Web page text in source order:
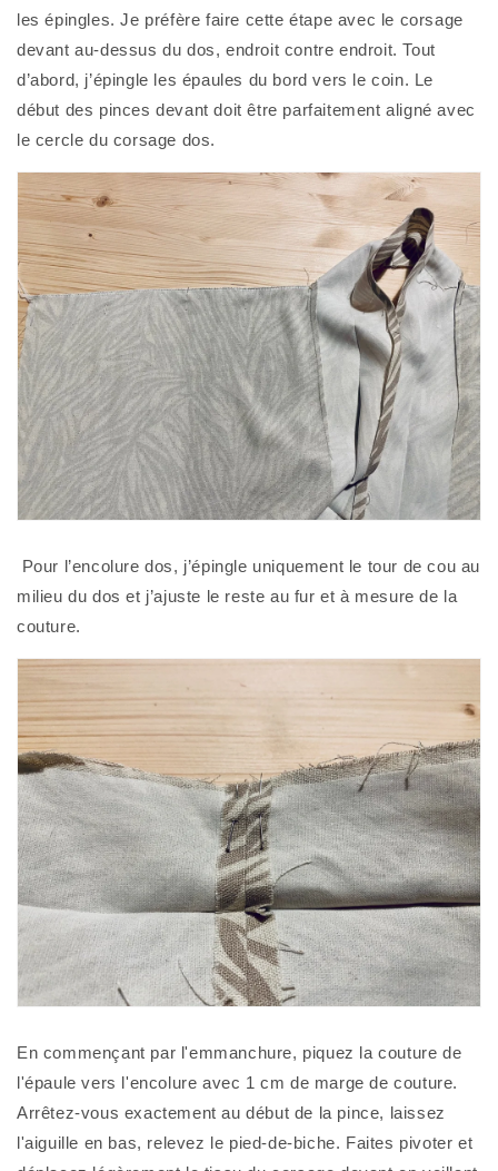
les épingles. Je préfère faire cette étape avec le corsage
devant au-dessus du dos, endroit contre endroit. Tout
d’abord, j’épingle les épaules du bord vers le coin. Le
début des pinces devant doit être parfaitement aligné avec
le cercle du corsage dos.
milieu du dos et j’ajuste le reste au fur et à mesure de la
couture.
En commençant par l'emmanchure, piquez la couture de
l'épaule vers l'encolure avec 1 cm de marge de couture.
Arrêtez-vous exactement au début de la pince, laissez
l'aiguille en bas, relevez le pied-de-biche. Faites pivoter et